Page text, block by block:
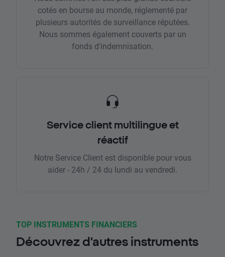
cotés en bourse au monde, réglementé par
plusieurs autorités de surveillance réputées.
Nous sommes également couverts par un
fonds d'indemnisation.
Service client multilingue et
réactif
Notre Service Client est disponible pour vous
aider - 24h / 24 du lundi au vendredi.
TOP INSTRUMENTS FINANCIERS
Découvrez d'autres instruments